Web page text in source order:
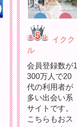
イクク
ル
会員登録数が1
300万人で20
代の利用者が
多い出会い系
サイトです。
こちらもおス